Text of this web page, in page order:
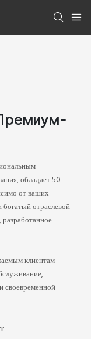
обладает 50-
от ваших
богатый отраслевой
клиентам
своевременной